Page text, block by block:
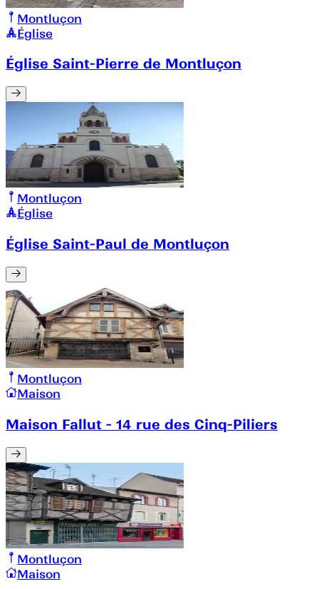
Montluçon
Église
Église Saint-Pierre de Montluçon
Montluçon
Église
Église Saint-Paul de Montluçon
Montluçon
Maison
Maison Fallut - 14 rue des Cinq-Piliers
Montluçon
Maison